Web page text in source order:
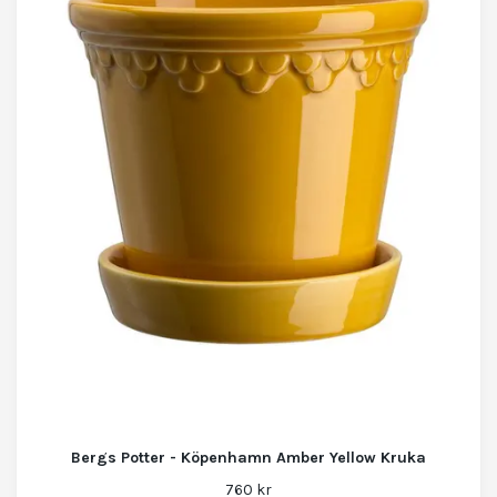
Bergs Potter - Köpenhamn Amber Yellow Kruka
760 kr